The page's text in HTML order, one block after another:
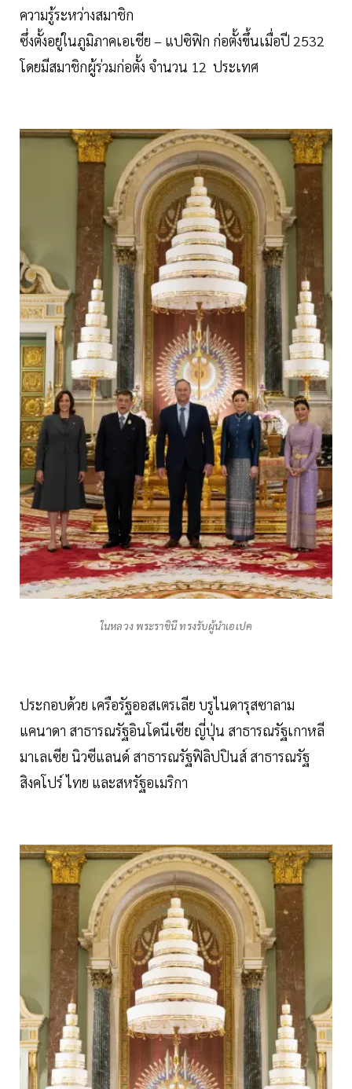
ความรู้ระหว่างสมาชิก
ซึ่งตั้งอยู่ในภูมิภาคเอเชีย – แปซิฟิก ก่อตั้งขึ้นเมื่อปี 2532
โดยมีสมาชิกผู้ร่วมก่อตั้ง จำนวน 12 ประเทศ
ในหลวง พระราชินี ทรงรับผู้นำเอเปค
ประกอบด้วย เครือรัฐออสเตรเลีย บรูไนดารุสซาลาม
แคนาดา สาธารณรัฐอินโดนีเซีย ญี่ปุ่น สาธารณรัฐเกาหลี
มาเลเซีย นิวซีแลนด์ สาธารณรัฐฟิลิปปินส์ สาธารณรัฐ
สิงคโปร์ ไทย และสหรัฐอเมริกา